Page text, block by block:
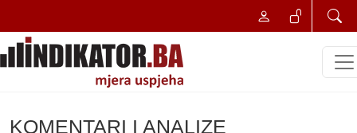
KOMENTARI I ANALIZE